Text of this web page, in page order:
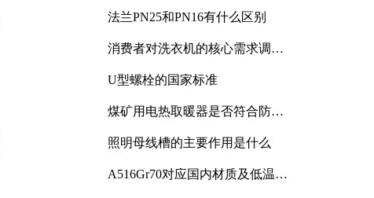
法兰PN25和PN16有什么区别
消费者对洗衣机的核心需求调研
U型螺栓的国家标准
煤矿用电热取暖器是否符合防爆
照明母线槽的主要作用是什么
A516Gr70对应国内材质及低温冲